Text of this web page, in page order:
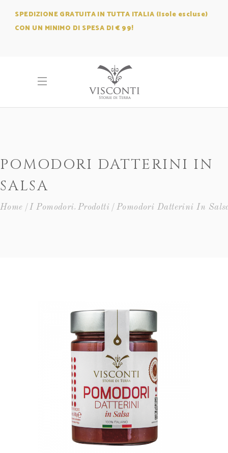
SPEDIZIONE GRATUITA IN TUTTA ITALIA (Isole escluse)
CON UN MINIMO DI SPESA DI € 99!
POMODORI DATTERINI IN
SALSA
Home I Pomodori, Prodotti Pomodori Datterini In